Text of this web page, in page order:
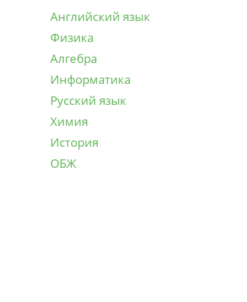
Английский язык
Физика
Алгебра
Информатика
Русский язык
Химия
История
ОБЖ